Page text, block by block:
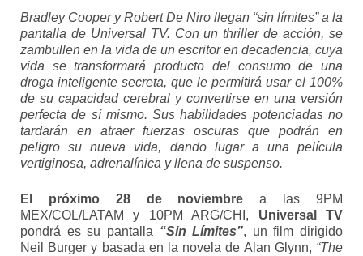
Bradley Cooper y Robert De Niro llegan “sin límites” a la
pantalla de Universal TV. Con un thriller de acción, se
zambullen en la vida de un escritor en decadencia, cuya
vida se transformará producto del consumo de una
droga inteligente secreta, que le permitirá usar el 100%
de su capacidad cerebral y convertirse en una versión
perfecta de sí mismo. Sus habilidades potenciadas no
tardarán en atraer fuerzas oscuras que podrán en
peligro su nueva vida, dando lugar a una película
vertiginosa, adrenalínica y llena de suspenso.
El próximo 28 de noviembrea las 9PM
MEX/COL/LATAM y 10PM ARG/CHI, Universal TV
pondrá es su pantalla “Sin Límites”, un film dirigido
Neil Burger y basada en la novela de Alan Glynn, “The